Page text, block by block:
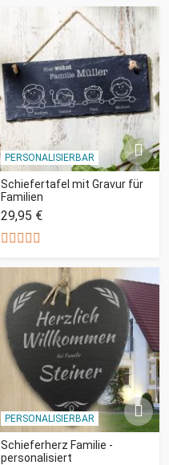
PERSONALISIERBAR
Schiefertafel mit Gravur für
Familien
29,95 €
PERSONALISIERBAR
Schieferherz Familie -
personalisiert